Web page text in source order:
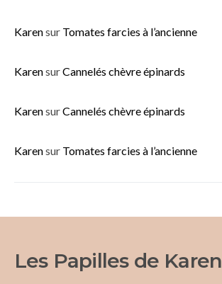
Karensur Tomates farcies à l’ancienne
KarensurCannelés chèvre épinards
KarensurCannelés chèvre épinards
Karensur Tomates farcies à l’ancienne
Les Papilles de Karen